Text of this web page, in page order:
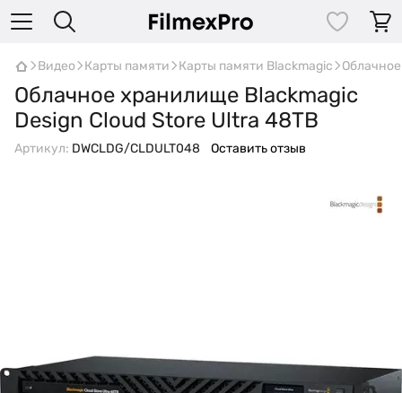
Видео Карты памяти Карты памяти Blackmagic
Облачное хранилище Blackmagic
Design Cloud Store Ultra 48TB
Артикул: DWCLDG/CLDULT048 Оставить отзыв